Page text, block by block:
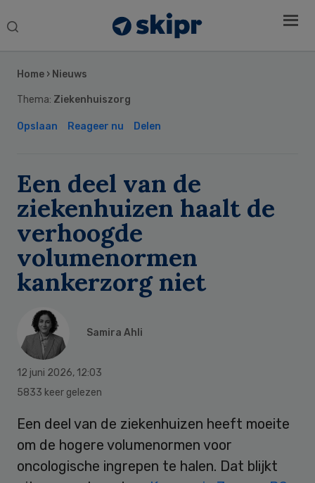
Search
Home › Nieuws
Thema: Ziekenhuiszorg
Opslaan Reageer nu Delen
Een deel van de
ziekenhuizen haalt de
verhoogde
volumenormen
kankerzorg niet
Samira Ahli
12 juni 2026, 12:03
5833 keer gelezen
Een deel van de ziekenhuizen heeft moeite
om de hogere volumenormen voor
oncologische ingrepen te halen. Dat blijkt
Sidebar